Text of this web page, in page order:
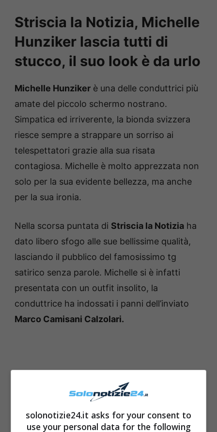
Striscia la Notizia, Michelle
Hunziker lascia tutti di
stucco, il suo look è da urlo
Michelle Hunziker è una delle conduttrici più
amate del piccolo schermo nostrano.
Simpatica ed irriverente, la bionda svizzera
riesce sempre a strappare un sorriso ai
telespettatori grazie alla sua risata
contagiosa. Michelle è molto apprezzata non
solo per la sua evidente bellezza, ma anche
per la sua ironia.
Nella scorsa puntata di Striscia la Notizia ha
dato libero sfogo alle sue bellissime qualità,
lasciando il pubblico del famosissimo tg
satirico senza parole. Michelle si è infatti
presentata con un outfit insolito, la
conduttrice ha indossati i panni dell’inviato
Marco Camisani Calzolari.
solonotizie24.it asks for your consent to
use your personal data for the following